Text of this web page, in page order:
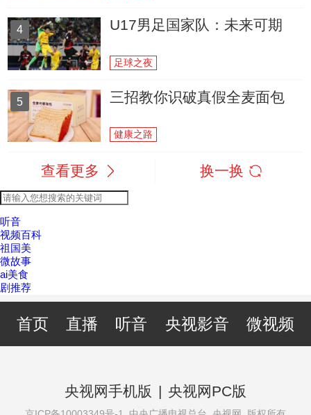
4 U17男足国家队：未来可期
足球之夜
5 三招教你识破真假全麦面包
健康之路
查看更多 换一换
听音
视频百科
祖国美
微故事
ai美食
剧推荐
首页 直播 听音 央视影音 微视频
央视网手机版 | 央视网PC版